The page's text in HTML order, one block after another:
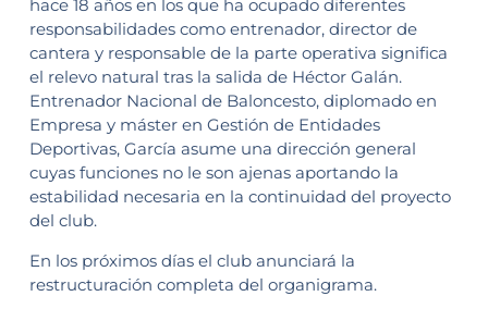
hace 18 años en los que ha ocupado diferentes
responsabilidades como entrenador, director de
cantera y responsable de la parte operativa significa
el relevo natural tras la salida de Héctor Galán.
Entrenador Nacional de Baloncesto, diplomado en
Empresa y máster en Gestión de Entidades
Deportivas, García asume una dirección general
cuyas funciones no le son ajenas aportando la
estabilidad necesaria en la continuidad del proyecto
del club.
En los próximos días el club anunciará la
restructuración completa del organigrama.